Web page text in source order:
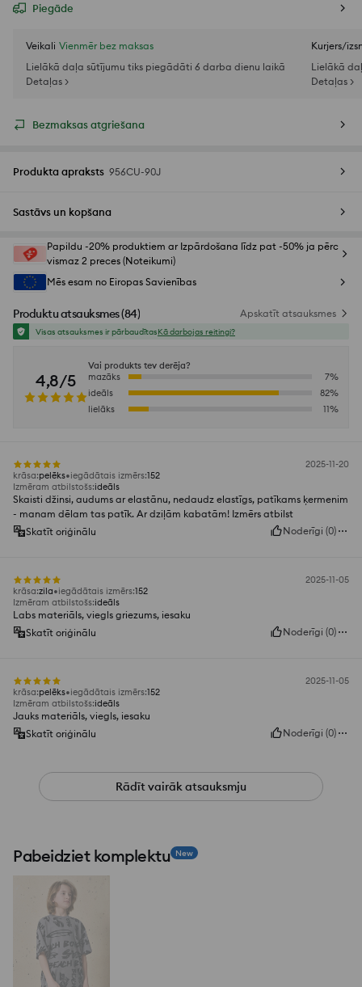
Piegāde
Veikali Vienmēr bez maksas
Lielākā daļa sūtījumu tiks piegādāti 6 darba dienu laikā
Detaļas >
Kurjers/
Lielākā
Detaļas >
Bezmaksas atgriešana
Produkta apraksts 956CU-90J
Sastāvs un kopšana
Papildu -20% produktiem ar Izpārdošana līdz pat -50% ja pērc
vismaz 2 preces (Noteikumi)
Mēs esam no Eiropas Savienības
Produktu atsauksmes(84) Apskatīt atsauksmes
Visas atsauksmes ir pārbaudītasKā darbojas reitingi?
4,8/5
Vai produkts tev derēja?
mazāks
7%
ideāls
82%
lielāks
11%
2025-11-20
krāsa:pelēks iegādātais izmērs:152
Izmēram atbilstošs:ideāls
Skaisti džinsi, audums ar elastānu, nedaudz elastīgs, patīkams ķermenim
- manam dēlam tas patīk. Ar dziļām kabatām! Izmērs atbilst
Skatīt oriģinālu
Noderīgi (0)
2025-11-05
krāsa:zila iegādātais izmērs:152
Izmēram atbilstošs:ideāls
Labs materiāls, viegls griezums, iesaku
Skatīt oriģinālu
Noderīgi (0)
2025-11-05
krāsa:pelēks iegādātais izmērs:152
Izmēram atbilstošs:ideāls
Jauks materiāls, viegls, iesaku
Skatīt oriģinālu
Noderīgi (0)
Rādīt vairāk atsauksmju
Pabeidziet komplektu New